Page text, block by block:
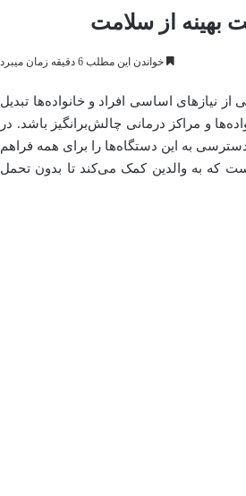
بهینه از سلامت
خواندن این مطلب 6 دقیقه زمان میبرد
نیازهای اساسی افراد و خانواده‌ها تبدیل
و مراکز درمانی چالش‌برانگیز باشد. در
به این دستگاه‌ها را برای همه فراهم
که به والدین کمک می‌کند تا بدون تحمل